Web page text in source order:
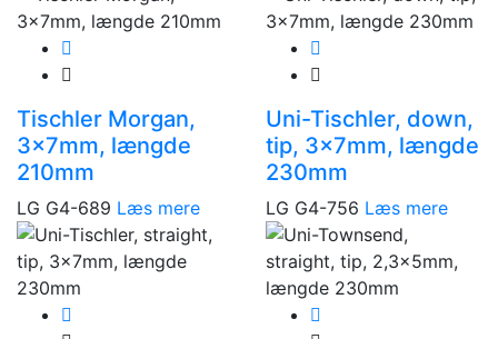
Tischler Morgan,
3x7mm, længde
210mm
LG G4-689 Læs mere
Uni-Tischler, down,
tip, 3x7mm, længde
230mm
LG G4-756 Læs mere